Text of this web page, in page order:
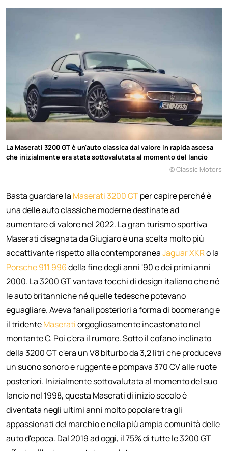
La Maserati 3200 GT è un'auto classica dal valore in rapida ascesa
che inizialmente era stata sottovalutata al momento del lancio
© Classic Motors
Basta guardare la Maserati 3200 GTper capire perché è
una delle auto classiche moderne destinate ad
aumentare di valore nel 2022. La gran turismo sportiva
Maserati disegnata da Giugiaro è una scelta molto più
accattivante rispetto alla contemporaneaJaguar XKRo la
Porsche 911 996della fine degli anni '90 e dei primi anni
2000. La 3200 GT vantava tocchi di design italiano che né
le auto britanniche né quelle tedesche potevano
eguagliare. Aveva fanali posteriori a forma di boomerang e
il tridenteMaseratiorgogliosamente incastonato nel
montante C. Poi c'era il rumore. Sotto il cofano inclinato
della 3200 GT c'era un V8 biturbo da 3,2 litri che produceva
un suono sonoro e ruggente e pompava 370 CV alle ruote
posteriori. Inizialmente sottovalutata al momento del suo
lancio nel 1998, questa Maserati di inizio secolo è
diventata negli ultimi anni molto popolare tra gli
appassionati del marchio e nella più ampia comunità delle
auto d'epoca. Dal 2019 ad oggi, il 75% di tutte le 3200 GT